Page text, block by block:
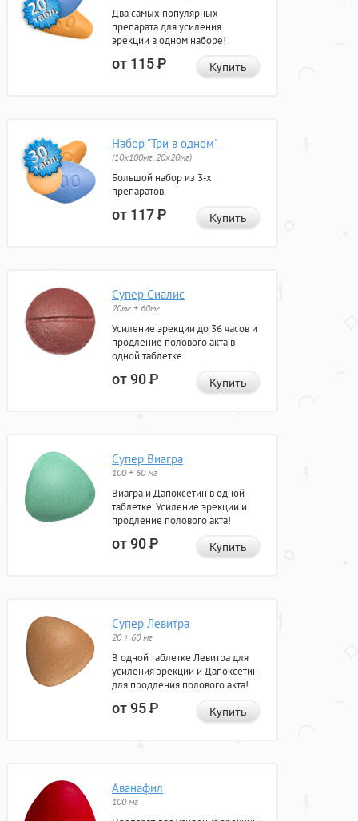
Два самых популярных
препарата для усиления
эрекции в одном наборе!
от 115Р Купить
Набор "Три в одном"
(10x100мг, 20x20мг)
Большой набор из 3-х
препаратов.
от 117Р Купить
Супер Сиалис
20мг + 60мг
Усиление эрекции до 36 часов и
продление полового акта в
одной таблетке.
от 90Р Купить
Супер Виагра
100 + 60 мг
Виагра и Дапоксетин в одной
таблетке. Усиление эрекции и
продление полового акта!
от 90Р Купить
Супер Левитра
20 + 60 мг
В одной таблетке Левитра для
усиления эрекции и Дапоксетин
для продления полового акта!
от 95Р Купить
Аванафил
100 мг